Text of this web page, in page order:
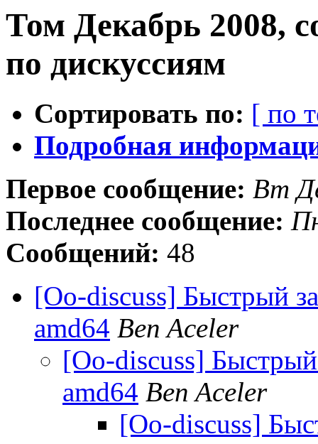
Том Декабрь 2008,
по дискуссиям
Сортировать по: [ по
Подробная
Первое сообщение: Вт
Последнее сообщение:
Сообщений: 48
[Oo-discuss] Быстрый
amd64 Ben Aceler
[Oo-discuss] Быстрый
amd64 Ben Aceler
[Oo-discuss]